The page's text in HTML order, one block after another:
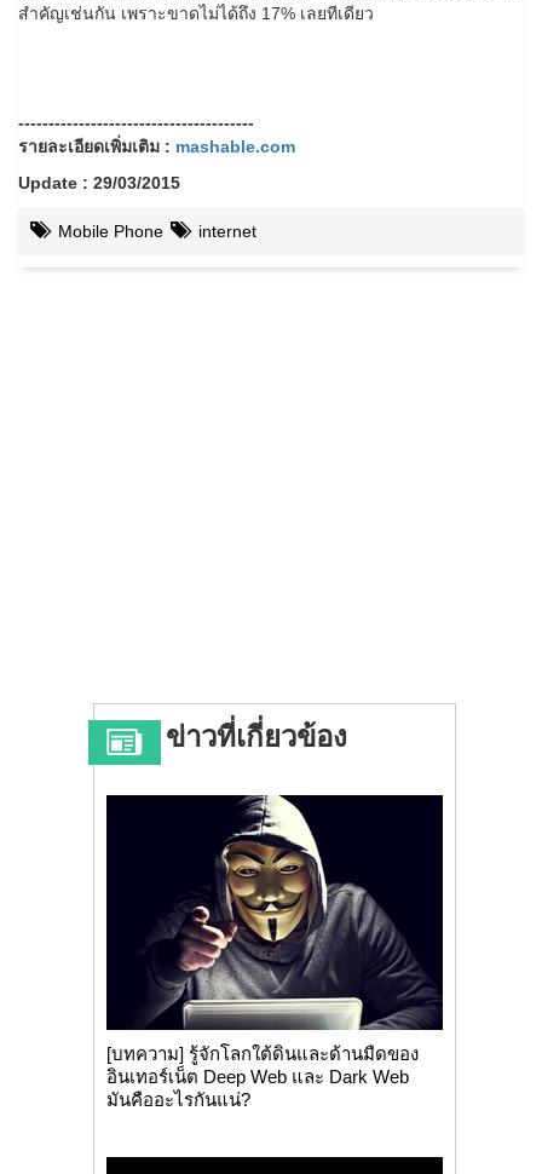
สำคัญเช่นกัน เพราะขาดไม่ได้ถึง 17% เลยทีเดียว
---------------------------------------
รายละเอียดเพิ่มเติม : mashable.com
Update : 29/03/2015
Mobile Phone internet
ข่าวที่เกี่ยวข้อง
[บทความ] รู้จักโลกใต้ดินและด้านมืดของ
อินเทอร์เน็ต Deep Web และ Dark Web
มันคืออะไรกันแน่?